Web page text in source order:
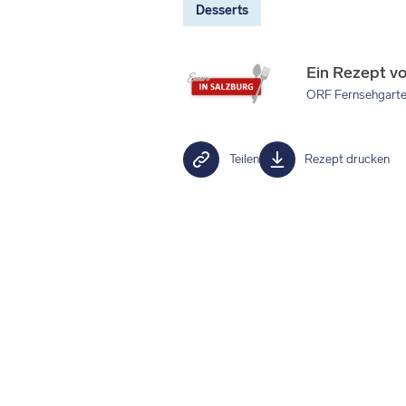
Desserts
Ein Rezept
ORF
Teilen Rezept drucken